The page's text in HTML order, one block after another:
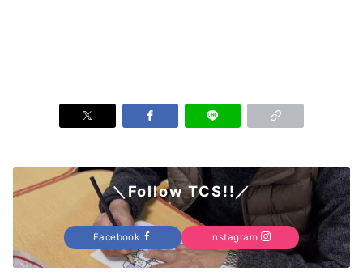
＼Follow TCS!!／
Facebook Instagram